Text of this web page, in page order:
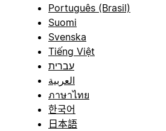
Português (Brasil)
Suomi
Svenska
Tiếng Việt
עברית
العربية
ภาษาไทย
한국어
日本語